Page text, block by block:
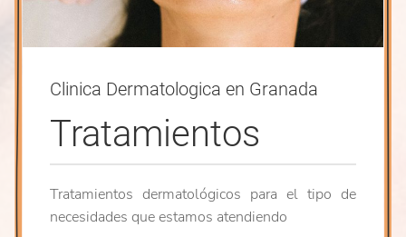
Clinica Dermatologica en Granada
Tratamientos
Tratamientos dermatológicos para el tipo de
necesidades que estamos atendiendo